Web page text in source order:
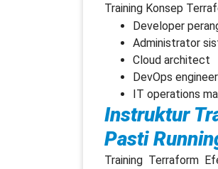
Training Konsep
Developer
Administrator
Cloud architect
DevOps engineer
IT operations
Instruktur
Pasti
Training Terraform